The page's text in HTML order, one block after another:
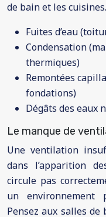
de bain et les cuisines.
Fuites d’eau
Condensation
thermiques)
Remontées
fondations)
Dégâts des eaux
Le manque de
Une ventilation
dans l’apparition
circule pas
un environnement
Pensez aux salles